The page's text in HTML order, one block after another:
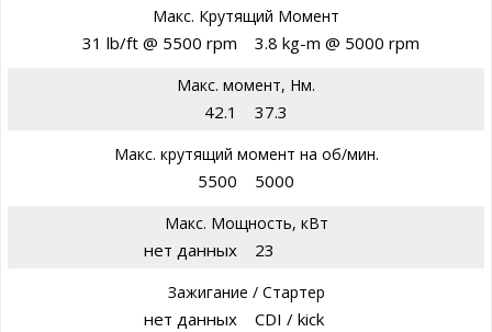
Макс. Крутящий Момент
31 lb/ft @ 5500 rpm 3.8 kg-m @ 5000 rpm
Макс. момент, Нм.
42.1 37.3
Макс. крутящий момент на об/мин.
5500 5000
Макс. Мощность, кВт
нет данных 23
Зажигание / Стартер
нет данных CDI / kick